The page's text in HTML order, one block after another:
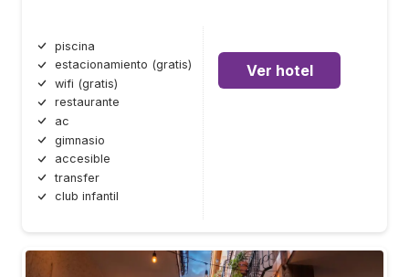
piscina
estacionamiento (gratis)
wifi (gratis)
restaurante
ac
gimnasio
accesible
transfer
club infantil
Ver hotel